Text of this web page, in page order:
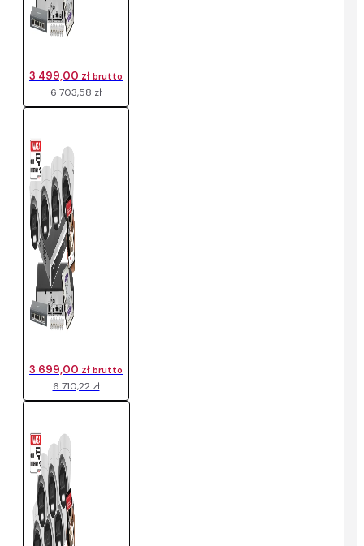
6 703,58 zł
3 499,00 zł brutto
6 710,22 zł
3 699,00 zł brutto